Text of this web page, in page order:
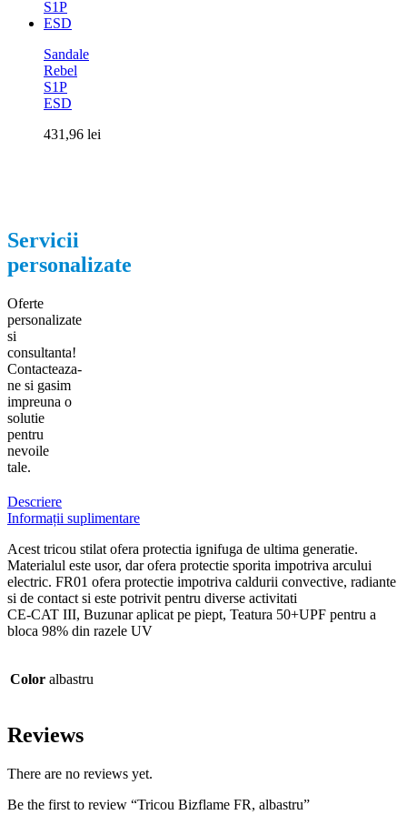
Sandale
Rebel
S1P
ESD
431,96 lei
Servicii
personalizate
Oferte
personalizate
si
consultanta!
Contacteaza-
ne si gasim
impreuna o
solutie
pentru
nevoile
tale.
Descriere
Informații suplimentare
Acest tricou stilat ofera protectia ignifuga de ultima generatie.
Materialul este usor, dar ofera protectie sporita impotriva arcului
electric. FR01 ofera protectie impotriva caldurii convective, radiante
si de contact si este potrivit pentru diverse activitati
CE-CAT III, Buzunar aplicat pe piept, Teatura 50+UPF pentru a
bloca 98% din razele UV
Color albastru
Reviews
There are no reviews yet.
Be the first to review “Tricou Bizflame FR, albastru”